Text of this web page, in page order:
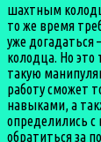
шахтным
то же время
уже догадаться
колодца. Но
такую
работу сможет
навыками, а
определились
обратиться за